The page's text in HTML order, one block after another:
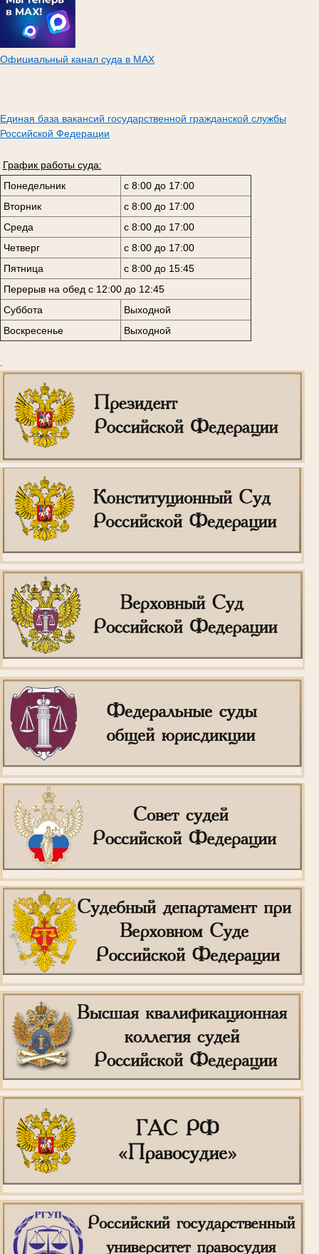
Официальный канал суда в МАХ
Единая база вакансий государственной гражданской службы
Российской Федерации
График работы суда:
Понедельник
с 8:00 до 17:00
Вторник
с 8:00 до 17:00
Среда
с 8:00 до 17:00
Четверг
с 8:00 до 17:00
Пятница
с 8:00 до 15:45
Перерыв на обед с 12:00 до 12:45
Суббота
Выходной
Воскресенье
Выходной
.